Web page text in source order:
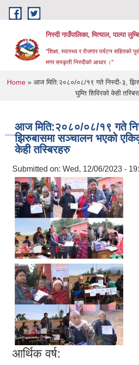
Skip to main content
निस्दी गाउँपालिका, मित्याल, पाल्पा
"शिक्षा, स्वास्थ्य र रोजगार पर्यटन सहितको
मगर सस्कृती निस्दीको आधार ।"
You are here
Home » आज मिति:२०८०/०८/१९ गते निस्दी-३,
घुम्ति शिविरको केही
आज मिति:२०८०/०८/१९ गते
झिरुबासमा सञ्चालन भएको
केही तस्बिरहरु
Submitted on: Wed, 12/06/2023 -
आर्थिक वर्ष: